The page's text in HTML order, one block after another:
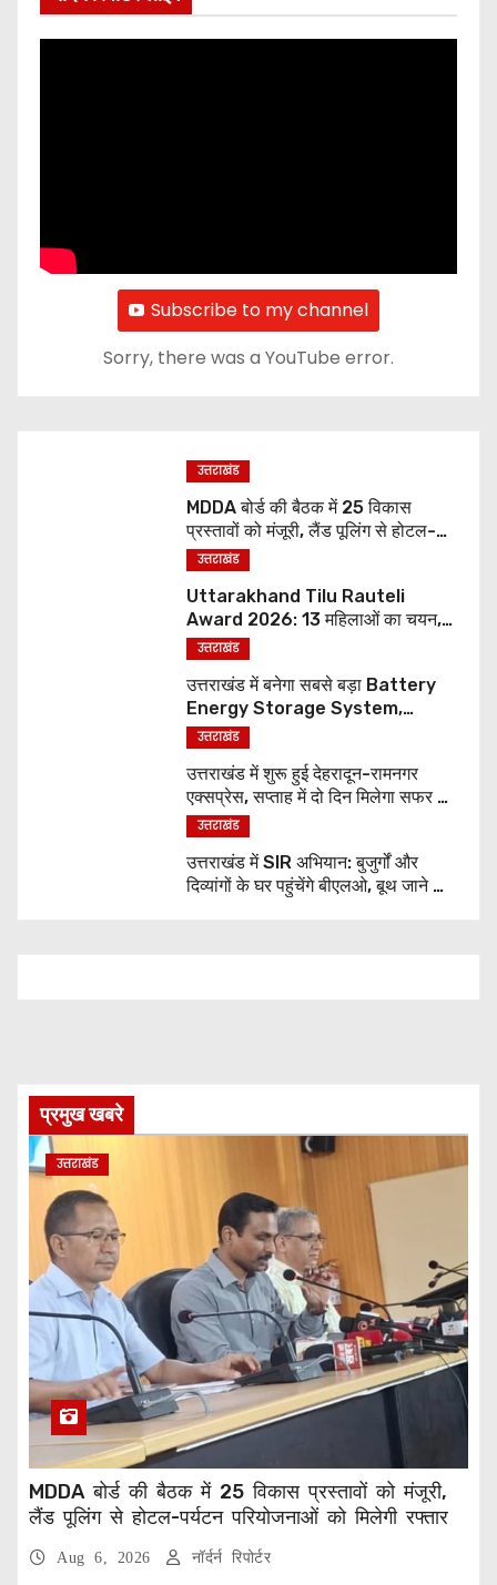
Subscribe to my channel
Sorry, there was a YouTube error.
उत्तराखंड
MDDA बोर्ड की बैठक में 25 विकास
प्रस्तावों को मंजूरी, लैंड पूलिंग से होटल-
पर्यटन परियोजनाओं को मिलेगी रफ्तार
उत्तराखंड
Uttarakhand Tilu Rauteli
Award 2026: 13 महिलाओं का चयन,
8 अगस्त को सीएम धामी करेंगे सम्मानित
उत्तराखंड
उत्तराखंड में बनेगा सबसे बड़ा Battery
Energy Storage System,
UJVNL लगाएगा 352 करोड़ का प्रोजेक्ट
उत्तराखंड
उत्तराखंड में शुरू हुई देहरादून-रामनगर
एक्सप्रेस, सप्ताह में दो दिन मिलेगा सफर का
नया विकल्प
उत्तराखंड
उत्तराखंड में SIR अभियान: बुजुर्गों और
दिव्यांगों के घर पहुंचेंगे बीएलओ, बूथ जाने की
प्रमुख खबरे
उत्तराखंड
MDDA बोर्ड की बैठक में 25 विकास प्रस्तावों को मंजूरी,
लैंड पूलिंग से होटल-पर्यटन परियोजनाओं को मिलेगी रफ्तार
Aug 6, 2026 नॉर्दर्न रिपोर्टर